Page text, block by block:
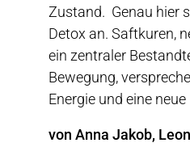
Zustand. Genau hier
Detox an. Saftkuren,
ein zentraler
Bewegung,
Energie und eine neue
von Anna Jakob,